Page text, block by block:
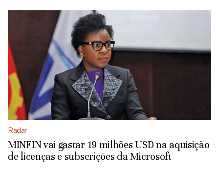
Radar
MINFIN vai gastar 19 milhões USD na aquisição
de licenças e subscrições da Microsoft